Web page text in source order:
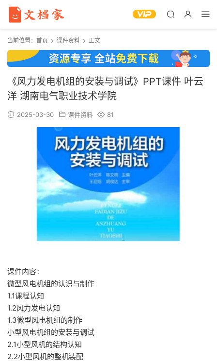
当前位置： 首页 课件资料 正文
《风力发电机组的安装与调试》PPT课件 叶云
洋 湖南电气职业技术学院
2025-03-30 课件资料 81
课件内容：
微型风电机组的认识与制作
1.1课程认知
1.2风力发电认知
1.3微型风电机组的制作
小型风电机组的安装与调试
2.1小型风机的结构认知
2.2小型风机的整机装配